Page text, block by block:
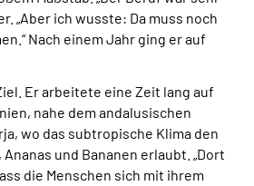
„Aber ich wusste: Da muss noch
Nach einem Jahr ging er auf
Er arbeitete eine Zeit lang auf
nahe dem andalusischen
wo das subtropische Klima den
und Bananen erlaubt. „Dort
die Menschen sich mit ihrem